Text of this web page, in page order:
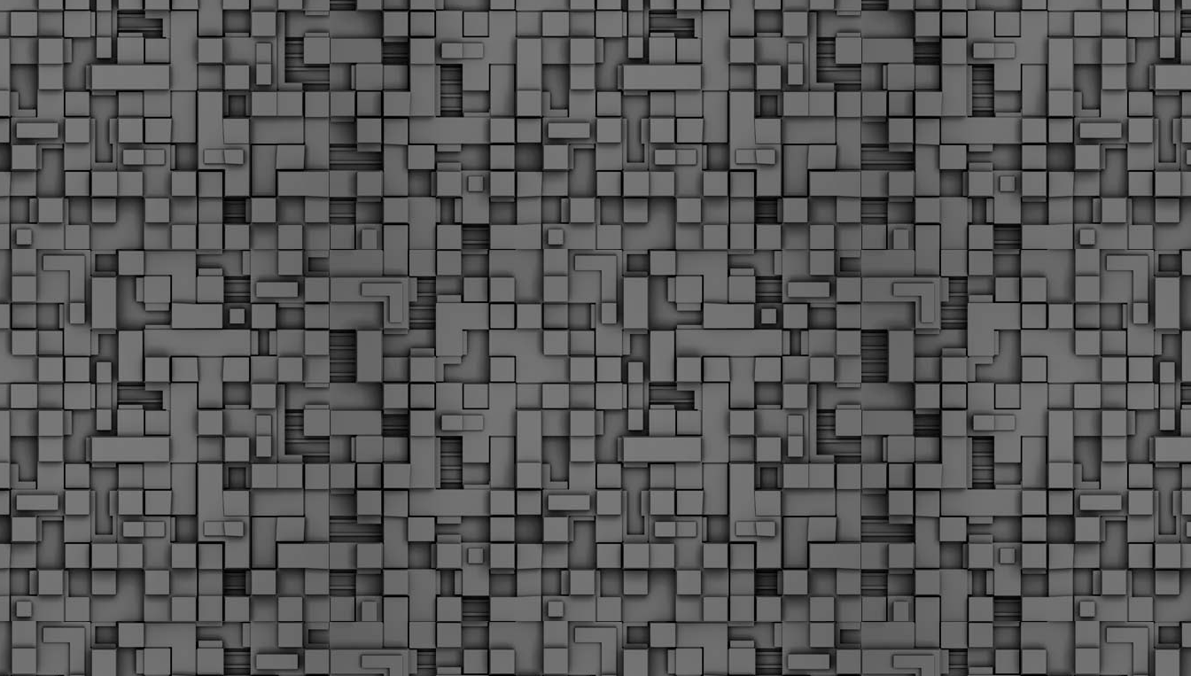
σε δήμους της χώρας. Το Dimastin, αναζητεί σχετικό
φωτογραφικό υλικό στο διαδίκτυο και σας το παρουσιάζει σε
αυτή την ανάρτηση. Επίσης, σας καλούμε, αν διαπιστώσετε ότι
μας έχουν "ξεφύγει" ορκωμοσίες, μπορείτε να στέλνετε το
φωτογραφικό τους υλικό στο dimasthes@gmail.gr ώστε να το
δημοσιεύουμε εδώ, άμεσα.
MAR
Θεσσαλονίκη: Ορκίστηκαν οι 75 νέοι δημοτικοί
αστυνομικοί – Τι τους ζήτησε ο Αγγελούδης
Ενισχύεται το έργο της δημοτικής αστυνομίας στο δήμο
Θεσσαλονίκης καθώς το πρωί της Τετάρτης 18 Μαρτίου
ορκίστηκαν οι 75 νέοι δημοτικοί αστυνομικοί.
«Με αυτούς, σε λίγους μήνες αποκτά ένα ισχυρό σώμα η
δημοτική αστυνομία. Θα είναι πιο κοντά στον πολίτη. Είχα την
ευκαιρία να είμαι σήμερα στην ορκωμοσία τους.
MAR
Ξεκίνησαν εδώ και μια εβδομάδα οι αφίξεις των
νεοπροσληφθέντων Δημοτικών Αστυνομικών στους
δήμους και οι ορκωμοσίες τους - Πλήρες
Μεγάλες μέρες ζει ο "οργανισμός" της Δημοτικής Αστυνομίας!
Να θυμίσουμε ότι κανονικές προσλήψεις στην Δημοτική
Αστυνομία έχουν να γίνουν από το 2010. Δεκαέξι ολόκληρα
χρόνια! Και βέβαια, ακόμη και με αυτές τις προσλήψεις, δεν
φτάνουμε ούτε τα 2/3 των Δημοτικών Αστυνομικών που
υπηρετούσαν το 2013 προ της κατάργησης της υπηρεσίας με
απόφαση του σημερινού πρωθυπουργού Κυριάκου Μητσοτάκη. Ας
είναι...
2
Δημοτική Αστυνομία Θεσσαλονίκης: Διμηνιαίος
απολογισμός ελέγχων τήρησης νομοθεσίας
Τον απολογισμό των δράσεων ελέγχου για τα ζώα συντροφιάς
κατά το δίμηνο Ιανουαρίου – Φεβρουαρίου 2026 παρουσιάζει η
Δημοτική Αστυνομία Θεσσαλονίκης, με στόχο την προστασία των
ζώων και την ομαλή συμβίωση στην πόλη.